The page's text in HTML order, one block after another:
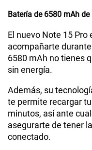
Batería de 6580 mAh
El nuevo Note 15 Pro
acompañarte
6580 mAh no tienes
sin energía.
Además, su
te permite recargar
minutos, así ante
asegurarte de tener
conectado.